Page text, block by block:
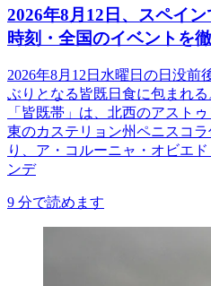
2026年8月12日、スペイ
時刻・全国のイベントを
2026年8月12日水曜日の日没前
ぶりとなる皆既日食に包まれ
「皆既帯」は、北西のアスト
東のカステリョン州ペニスコ
り、ア・コルーニャ・オビエ
ンデ
9 分で読めます